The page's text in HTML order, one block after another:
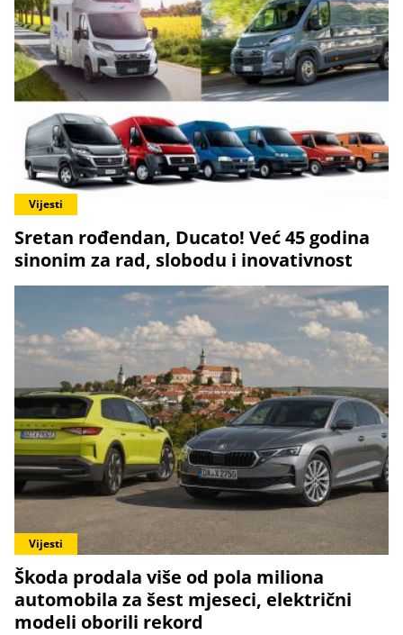
Vijesti
Sretan rođendan, Ducato! Već 45 godina
sinonim za rad, slobodu i inovativnost
Vijesti
Škoda prodala više od pola miliona
automobila za šest mjeseci, električni
modeli oborili rekord